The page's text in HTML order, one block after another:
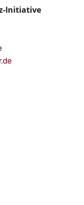
Initiative